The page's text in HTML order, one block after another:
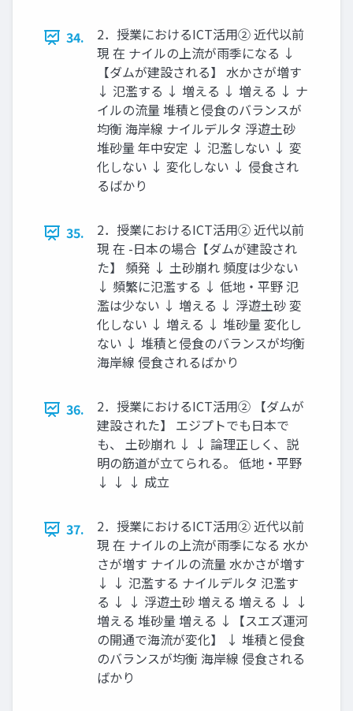
34.
2．授業におけるICT活用② 近代以前
現 在 ナイルの上流が雨季になる ↓
【ダムが建設される】 水かさが増す
↓ 氾濫する ↓ 増える ↓ 増える ↓ ナ
イルの流量 堆積と侵食のバランスが
均衡 海岸線 ナイルデルタ 浮遊土砂
堆砂量 年中安定 ↓ 氾濫しない ↓ 変
化しない ↓ 変化しない ↓ 侵食され
るばかり
35.
2．授業におけるICT活用② 近代以前
現 在 -日本の場合【ダムが建設され
た】 頻発 ↓ 土砂崩れ 頻度は少ない
↓ 頻繁に氾濫する ↓ 低地・平野 氾
濫は少ない ↓ 増える ↓ 浮遊土砂 変
化しない ↓ 増える ↓ 堆砂量 変化し
ない ↓ 堆積と侵食のバランスが均衡
海岸線 侵食されるばかり
36.
2．授業におけるICT活用② 【ダムが
建設された】 エジプトでも日本で
も、 土砂崩れ ↓ ↓ 論理正しく、説
明の筋道が立てられる。 低地・平野
↓ ↓ ↓ 成立
37.
2．授業におけるICT活用② 近代以前
現 在 ナイルの上流が雨季になる 水か
さが増す ナイルの流量 水かさが増す
↓ ↓ 氾濫する ナイルデルタ 氾濫す
る ↓ ↓ 浮遊土砂 増える 増える ↓ ↓
増える 堆砂量 増える ↓【スエズ運河
の開通で海流が変化】 ↓ 堆積と侵食
のバランスが均衡 海岸線 侵食される
ばかり